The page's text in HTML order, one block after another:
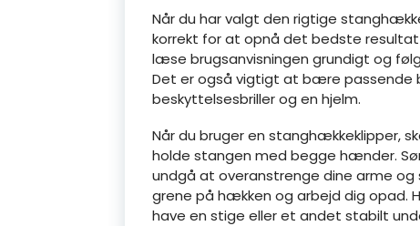
Når du har valgt den rigtige
korrekt for at opnå det bedste
læse brugsanvisningen grundigt og
Det er også vigtigt at bære passende
beskyttelsesbriller og en hjelm.
Når du bruger en stanghækkeklipper,
holde stangen med begge hænder.
undgå at overanstrenge dine arme
grene på hækken og arbejd dig opad.
have en stige eller et andet stabilt